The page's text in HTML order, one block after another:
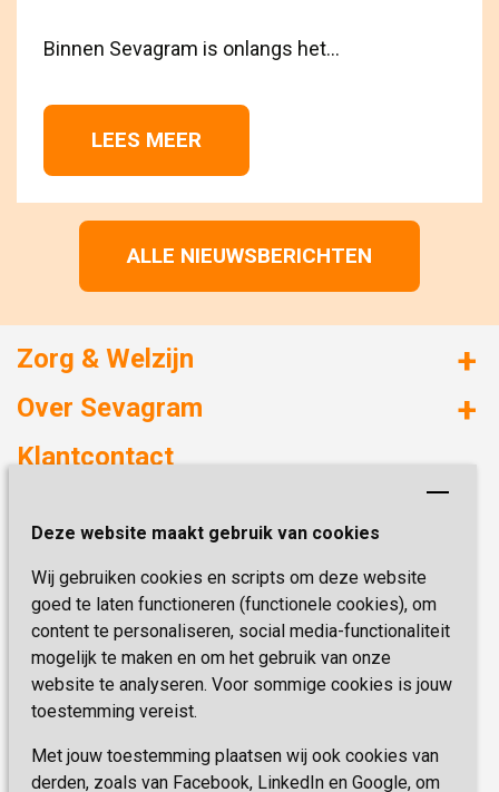
Deze website maakt gebruik van cookies
Wij gebruiken cookies en scripts om deze website
goed te laten functioneren (functionele cookies), om
content te personaliseren, social media-functionaliteit
mogelijk te maken en om het gebruik van onze
website te analyseren. Voor sommige cookies is jouw
toestemming vereist.
Met jouw toestemming plaatsen wij ook cookies van
derden, zoals van Facebook, LinkedIn en Google, om
Binnen Sevagram is onlangs het...
LEES MEER
ALLE NIEUWSBERICHTEN
Zorg & Welzijn
Huizen met zorg
Onze specialiteiten
Over Sevagram
Duurzaamheid
Kwaliteit & Klantbeleving
Missie & Visie
Vastgoed
Innovatie
Klantcontact
6419 PB Heerlen
Telefoon:0900 777 4 777
E-mail:zorgbemiddeling@sevagram.nl
Schrijf je nu in!
Blijf op de hoogte van de laatste activiteiten en
nieuwtjes met onze nieuwsbrief